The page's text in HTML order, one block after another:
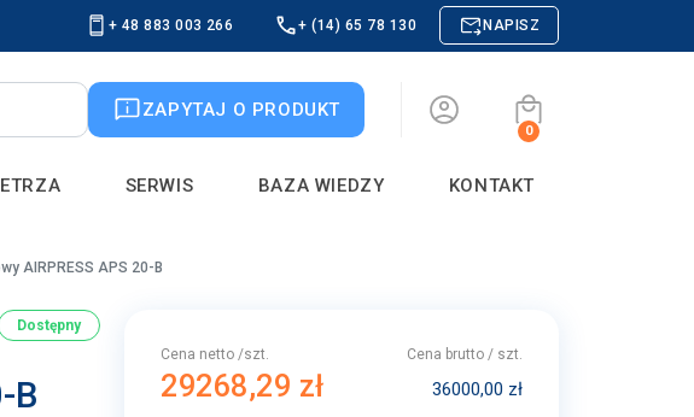
+ 48 883 003 266 + (14) 65 78 130 NAPISZ
ZAPYTAJ O PRODUKT
0
SERWIS BAZA WIEDZY KONTAKT
AIRPRESS APS 20-B
Dostępny
B
Cena netto /szt.
29268,29 zł
Cena brutto / szt.
36000,00 zł